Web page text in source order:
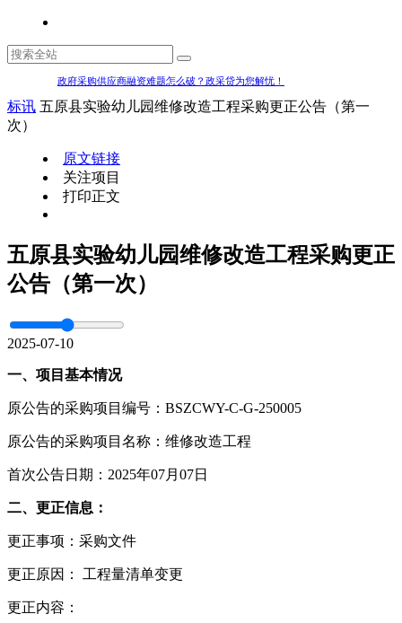
政府采购供应商融资难题怎么破？政采贷为您解忧！
标讯 五原县实验幼儿园维修改造工程采购更正公告（第一
次）
原文链接
关注项目
打印正文
五原县实验幼儿园维修改造工程采购更正
公告（第一次）
2025-07-10
一、项目基本情况
原公告的采购项目编号：BSZCWY-C-G-250005
原公告的采购项目名称：维修改造工程
首次公告日期：2025年07月07日
二、更正信息：
更正事项：采购文件
更正原因： 工程量清单变更
更正内容：